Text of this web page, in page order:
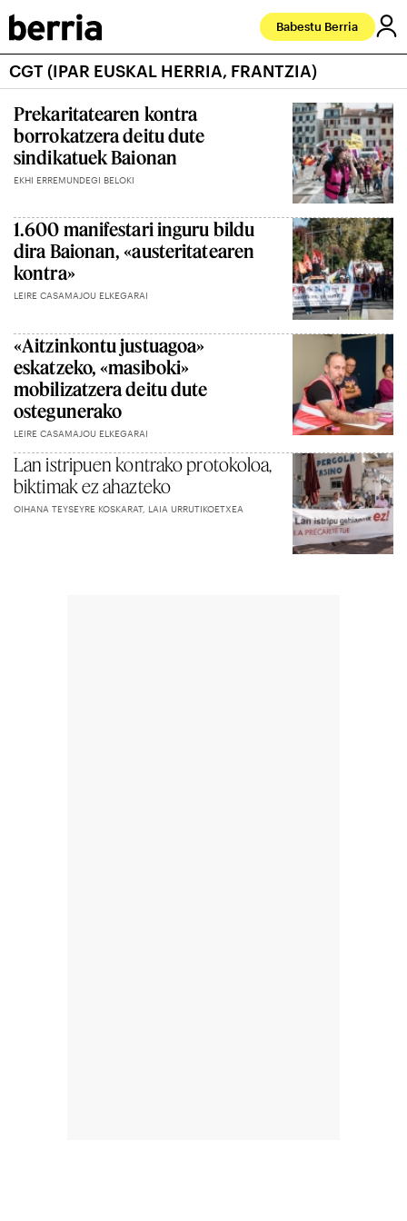
Babestu Berria
CGT (IPAR EUSKAL HERRIA, FRANTZIA)
Prekaritatearen kontra
borrokatzera deitu dute
sindikatuek Baionan
EKHI ERREMUNDEGI BELOKI
1.600 manifestari inguru bildu
dira Baionan, «austeritatearen
kontra»
LEIRE CASAMAJOU ELKEGARAI
«Aitzinkontu justuagoa»
eskatzeko, «masiboki»
mobilizatzera deitu dute
ostegunerako
LEIRE CASAMAJOU ELKEGARAI
Lan istripuen kontrako protokoloa,
biktimak ez ahazteko
OIHANA TEYSEYRE KOSKARAT, LAIA URRUTIKOETXEA